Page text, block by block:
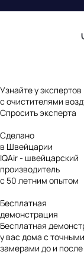
Узнайте у
с очистителями
Спросить эксперта
Сделано
в Швейцарии
IQAir - швейцарский
производитель
с 50 летним опытом
Бесплатная
демонстрация
Бесплатная
у вас дома с точными
замерами до и после